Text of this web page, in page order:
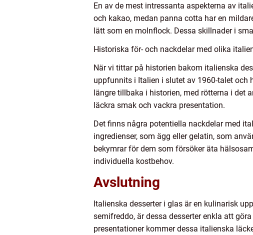
En av de mest intressanta aspekterna av
och kakao, medan panna cotta har en
lätt som en molnflock. Dessa skillnader i
Historiska för- och nackdelar med olika
När vi tittar på historien bakom italienska
uppfunnits i Italien i slutet av 1960-talet och
längre tillbaka i historien, med rötterna i det
läckra smak och vackra presentation.
Det finns några potentiella nackdelar med
ingredienser, som ägg eller gelatin, som
bekymrar för dem som försöker äta
individuella kostbehov.
Avslutning
Italienska desserter i glas är en kulinarisk
semifreddo, är dessa desserter enkla att
presentationer kommer dessa italienska